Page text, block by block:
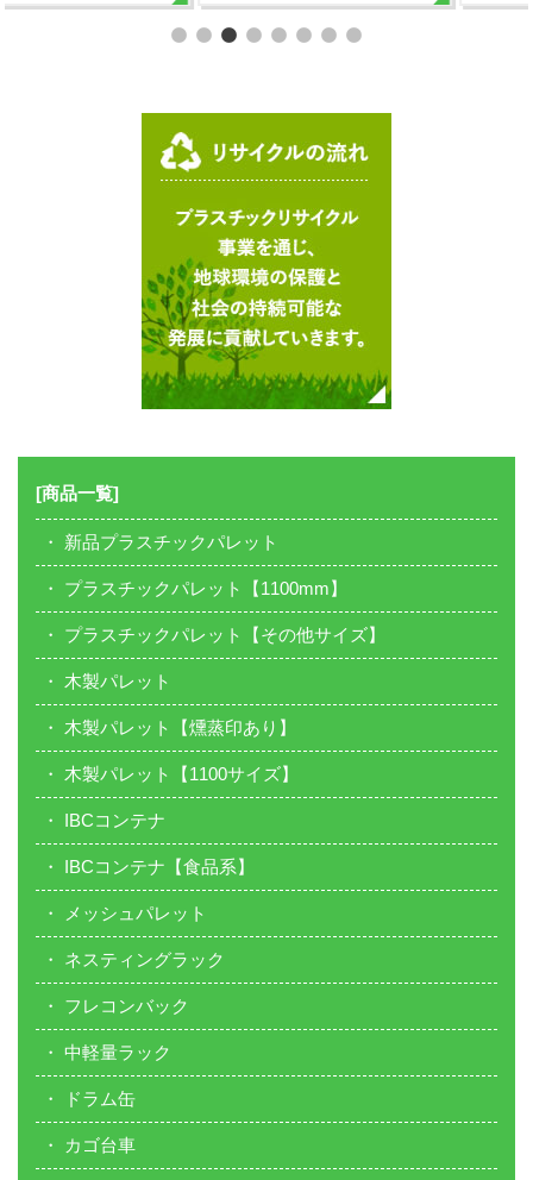
[商品一覧]
新品プラスチックパレット
プラスチックパレット【1100mm】
プラスチックパレット【その他サイズ】
木製パレット
木製パレット【燻蒸印あり】
木製パレット【1100サイズ】
IBCコンテナ
IBCコンテナ【食品系】
メッシュパレット
ネスティングラック
フレコンバック
中軽量ラック
ドラム缶
カゴ台車